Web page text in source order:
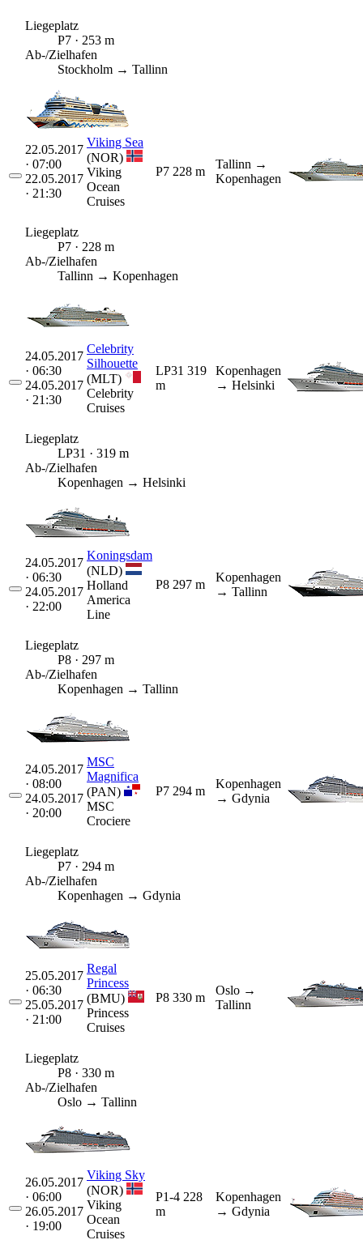
Liegeplatz
P7 · 253 m
Ab-/Zielhafen
Stockholm → Tallinn
22.05.2017
· 07:00
22.05.2017
· 21:30
Viking Sea
(NOR)
Viking
Ocean
Cruises
P7 228 m
Tallinn →
Kopenhagen
Liegeplatz
P7 · 228 m
Ab-/Zielhafen
Tallinn → Kopenhagen
24.05.2017
· 06:30
24.05.2017
· 21:30
Celebrity
Silhouette
(MLT)
Celebrity
Cruises
LP31 319
m
Kopenhagen
→ Helsinki
Liegeplatz
LP31 · 319 m
Ab-/Zielhafen
Kopenhagen → Helsinki
24.05.2017
· 06:30
24.05.2017
· 22:00
Koningsdam
(NLD)
Holland
America
Line
P8 297 m
Kopenhagen
→ Tallinn
Liegeplatz
P8 · 297 m
Ab-/Zielhafen
Kopenhagen → Tallinn
24.05.2017
· 08:00
24.05.2017
· 20:00
MSC
Magnifica
(PAN)
MSC
Crociere
P7 294 m
Kopenhagen
→ Gdynia
Liegeplatz
P7 · 294 m
Ab-/Zielhafen
Kopenhagen → Gdynia
25.05.2017
· 06:30
25.05.2017
· 21:00
Regal
Princess
(BMU)
Princess
Cruises
P8 330 m
Oslo →
Tallinn
Liegeplatz
P8 · 330 m
Ab-/Zielhafen
Oslo → Tallinn
26.05.2017
· 06:00
26.05.2017
· 19:00
Viking Sky
(NOR)
Viking
Ocean
Cruises
P1-4 228
m
Kopenhagen
→ Gdynia